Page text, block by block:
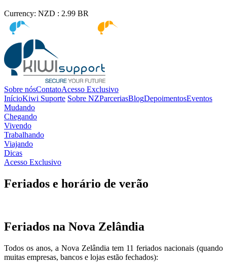
Currency: NZD : 2.99 BR
Sobre nósContatoAcesso Exclusivo
InícioKiwi Suporte Sobre NZParceriasBlogDepoimentosEventos
Mudando
Chegando
Vivendo
Trabalhando
Viajando
Dicas
Acesso Exclusivo
Feriados e horário de verão
Feriados na Nova Zelândia
Todos os anos, a Nova Zelândia tem 11 feriados nacionais (quando
muitas empresas, bancos e lojas estão fechados):